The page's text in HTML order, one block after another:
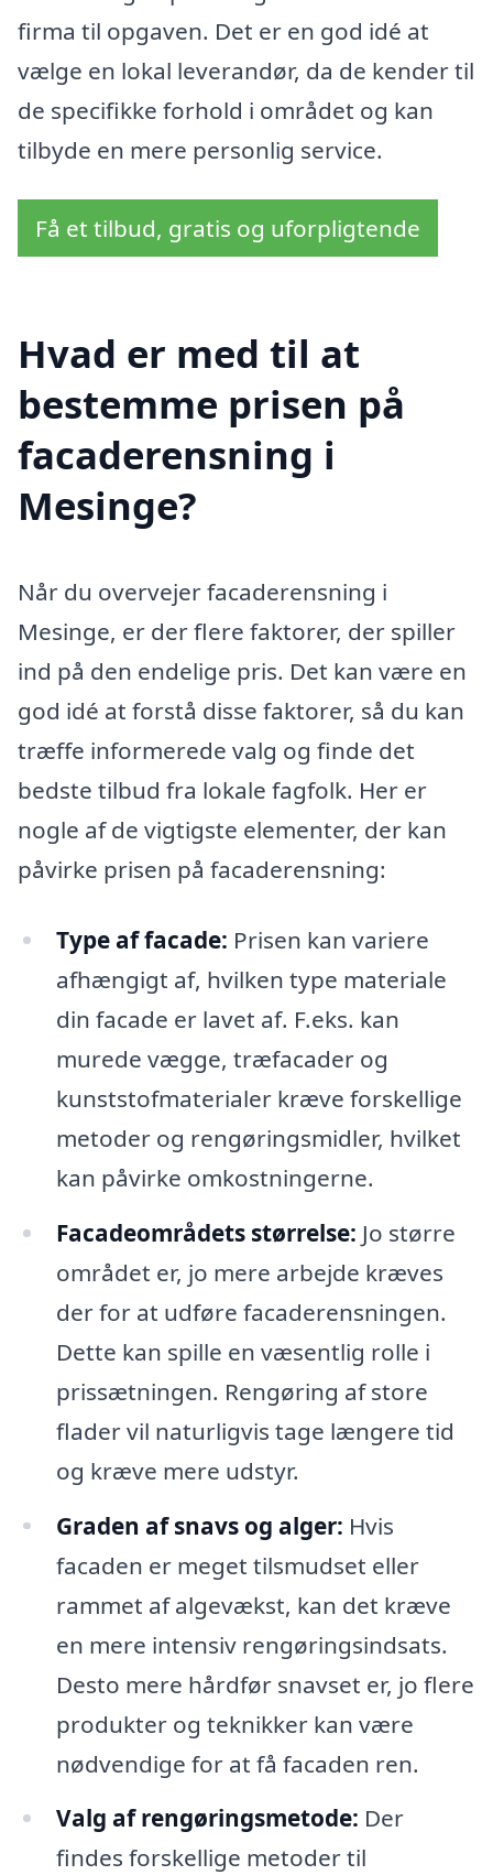
firma til opgaven. Det er en god idé at
vælge en lokal leverandør, da de kender til
de specifikke forhold i området og kan
tilbyde en mere personlig service.
Få et tilbud, gratis og uforpligtende
Hvad er med til at
bestemme prisen på
facaderensning i
Mesinge?
Når du overvejer facaderensning i
Mesinge, er der flere faktorer, der spiller
ind på den endelige pris. Det kan være en
god idé at forstå disse faktorer, så du kan
træffe informerede valg og finde det
bedste tilbud fra lokale fagfolk. Her er
nogle af de vigtigste elementer, der kan
påvirke prisen på facaderensning:
Type af facade: Prisen kan variere
afhængigt af, hvilken type materiale
din facade er lavet af. F.eks. kan
murede vægge, træfacader og
kunststofmaterialer kræve forskellige
metoder og rengøringsmidler, hvilket
kan påvirke omkostningerne.
Facadeområdets størrelse: Jo større
området er, jo mere arbejde kræves
der for at udføre facaderensningen.
Dette kan spille en væsentlig rolle i
prissætningen. Rengøring af store
flader vil naturligvis tage længere tid
og kræve mere udstyr.
Graden af snavs og alger: Hvis
facaden er meget tilsmudset eller
rammet af algevækst, kan det kræve
en mere intensiv rengøringsindsats.
Desto mere hårdfør snavset er, jo flere
produkter og teknikker kan være
nødvendige for at få facaden ren.
Valg af rengøringsmetode: Der
findes forskellige metoder til